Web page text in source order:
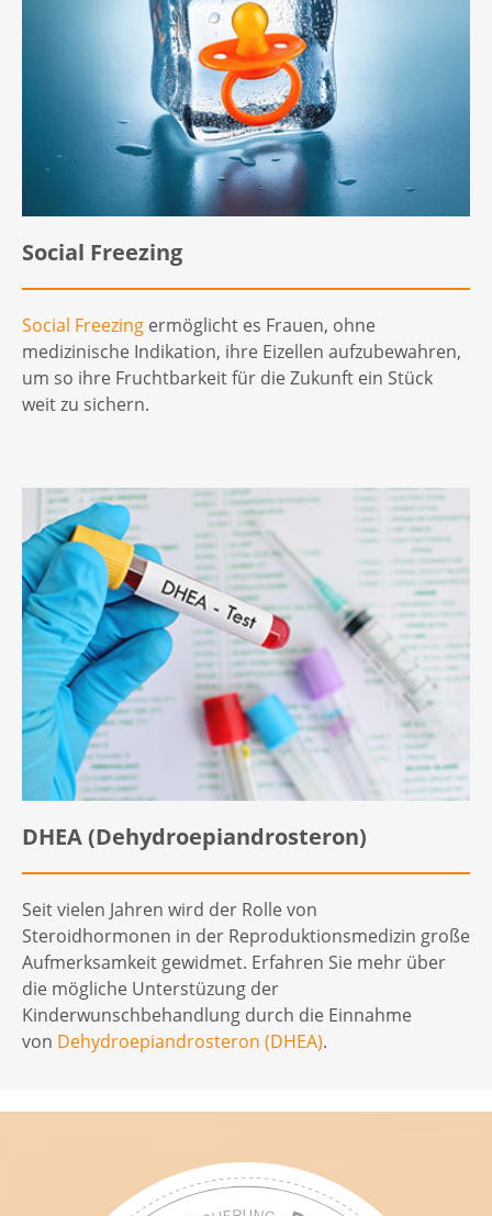
Social Freezing
Social Freezing ermöglicht es Frauen, ohne
medizinische Indikation, ihre Eizellen aufzubewahren,
um so ihre Fruchtbarkeit für die Zukunft ein Stück
weit zu sichern.
DHEA (Dehydroepiandrosteron)
Seit vielen Jahren wird der Rolle von
Steroidhormonen in der Reproduktionsmedizin große
Aufmerksamkeit gewidmet. Erfahren Sie mehr über
die mögliche Unterstüzung der
Kinderwunschbehandlung durch die Einnahme
von Dehydroepiandrosteron (DHEA).